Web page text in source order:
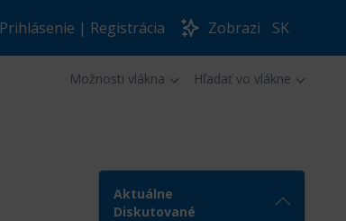
Prihlásenie | Registrácia Zobrazi SK
Možnosti vlákna Hľadať vo vlákne
Aktuálne
Diskutované